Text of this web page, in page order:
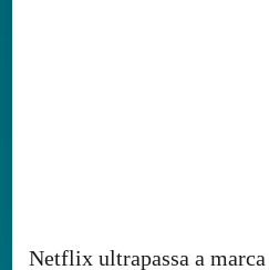
Netflix ultrapassa a